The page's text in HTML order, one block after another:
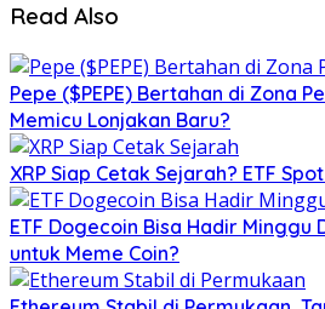
Read Also
Pepe ($PEPE) Bertahan di Zona
Memicu Lonjakan Baru?
XRP Siap Cetak Sejarah? ETF
ETF Dogecoin Bisa Hadir Minggu
untuk Meme Coin?